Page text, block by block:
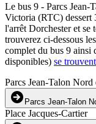
Le bus 9 - Parcs Jean-
Victoria (RTC) dessert
l'arrêt Dorchester et
trouverez ci-dessous
complet du bus 9 ainsi
disponibles) se
Parcs Jean-Talon
Parcs Jean-Talon
Place Jacques-Cartier